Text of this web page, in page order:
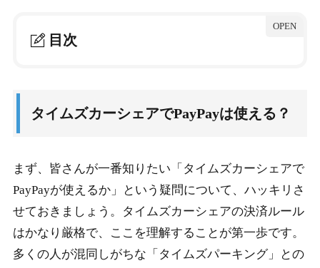
目次
1-1-1. ▼ なぜPayPayが使えないのか？
1-4. タイムズカーシェアの公式支払い方法
1-4-1. ▼ 【重要】3Dセキュア（本人認証サービス）が必
須
タイムズカーシェアでPayPayは使える？
まず、皆さんが一番知りたい「タイムズカーシェアで
PayPayが使えるか」という疑問について、ハッキリさ
せておきましょう。タイムズカーシェアの決済ルール
はかなり厳格で、ここを理解することが第一歩です。
多くの人が混同しがちな「タイムズパーキング」との